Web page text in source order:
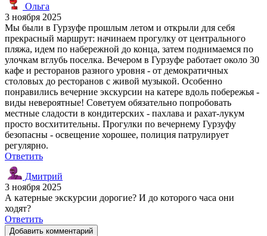
Ольга
3 ноября 2025
Мы были в Гурзуфе прошлым летом и открыли для себя
прекрасный маршрут: начинаем прогулку от центрального
пляжа, идем по набережной до конца, затем поднимаемся по
улочкам вглубь поселка. Вечером в Гурзуфе работает около 30
кафе и ресторанов разного уровня - от демократичных
столовых до ресторанов с живой музыкой. Особенно
понравились вечерние экскурсии на катере вдоль побережья -
виды невероятные! Советуем обязательно попробовать
местные сладости в кондитерских - пахлава и рахат-лукум
просто восхитительны. Прогулки по вечернему Гурзуфу
безопасны - освещение хорошее, полиция патрулирует
регулярно.
Ответить
Дмитрий
3 ноября 2025
А катерные экскурсии дорогие? И до которого часа они
ходят?
Ответить
Добавить комментарий